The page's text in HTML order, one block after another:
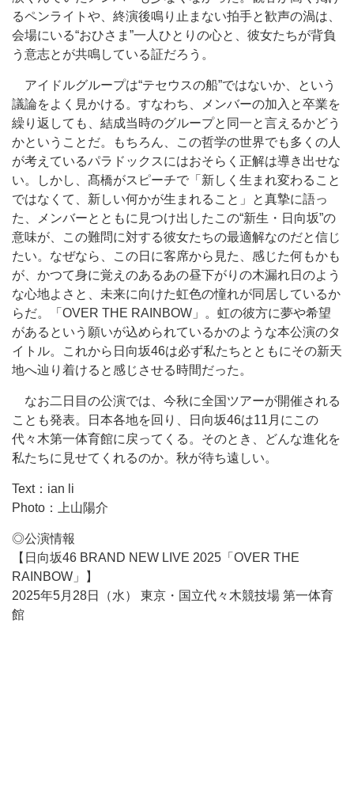
るペンライトや、終演後鳴り止まない拍手と歓声の渦は、
会場にいる“おひさま”一人ひとりの心と、彼女たちが背負
う意志とが共鳴している証だろう。
アイドルグループは“テセウスの船”ではないか、という
議論をよく見かける。すなわち、メンバーの加入と卒業を
繰り返しても、結成当時のグループと同一と言えるかどう
かということだ。もちろん、この哲学の世界でも多くの人
が考えているパラドックスにはおそらく正解は導き出せな
い。しかし、髙橋がスピーチで「新しく生まれ変わること
ではなくて、新しい何かが生まれること」と真摯に語っ
た、メンバーとともに見つけ出したこの“新生・日向坂”の
意味が、この難問に対する彼女たちの最適解なのだと信じ
たい。なぜなら、この日に客席から見た、感じた何もかも
が、かつて身に覚えのあるあの昼下がりの木漏れ日のよう
な心地よさと、未来に向けた虹色の憧れが同居しているか
らだ。「OVER THE RAINBOW」。虹の彼方に夢や希望
があるという願いが込められているかのような本公演のタ
イトル。これから日向坂46は必ず私たちとともにその新天
地へ辿り着けると感じさせる時間だった。
なお二日目の公演では、今秋に全国ツアーが開催される
ことも発表。日本各地を回り、日向坂46は11月にこの
代々木第一体育館に戻ってくる。そのとき、どんな進化を
私たちに見せてくれるのか。秋が待ち遠しい。
Text：ian li
Photo：上山陽介
◎公演情報
【日向坂46 BRAND NEW LIVE 2025「OVER THE
RAINBOW」】
2025年5月28日（水） 東京・国立代々木競技場 第一体育
館